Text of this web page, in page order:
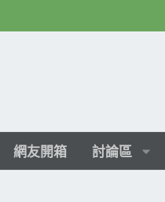
網友開箱 討論區